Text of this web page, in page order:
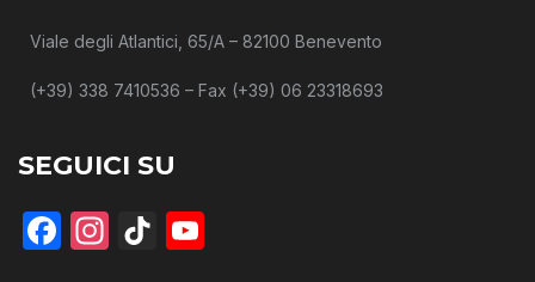
Viale degli Atlantici, 65/A – 82100 Benevento
(+39) 338 7410536 – Fax (+39) 06 23318693
SEGUICI SU
Facebook
Instagram
TikTok